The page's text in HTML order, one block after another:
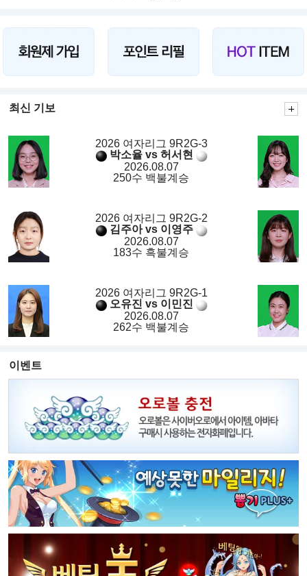
최신 기보
2026 여자리그 9R2G-3
박소율 vs 허서현
2026.08.07
250수 백불계승
2026 여자리그 9R2G-2
김주아 vs 이영주
2026.08.07
183수 흑불계승
2026 여자리그 9R2G-1
오유진 vs 이민진
2026.08.07
262수 백불계승
이벤트